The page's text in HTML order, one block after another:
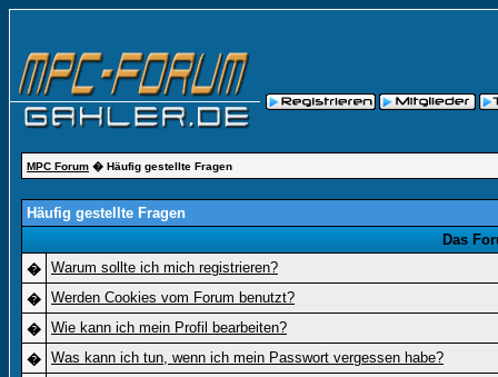
MPC Forum � Häufig gestellte Fragen
Häufig gestellte Fragen
Das
� Warum sollte ich mich registrieren?
� Werden Cookies vom Forum benutzt?
� Wie kann ich mein Profil bearbeiten?
� Was kann ich tun, wenn ich mein Passwort vergessen habe?